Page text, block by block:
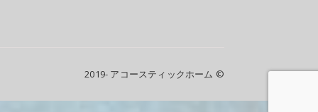
2019- アコースティックホーム ©